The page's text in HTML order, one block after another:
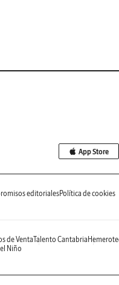
App Store
editorialesPolítica de cookies
de VentaTalento Cantabria
Niño